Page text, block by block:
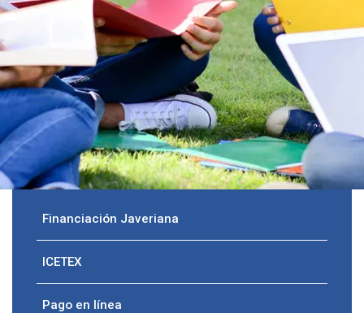
Financiación Javeriana
ICETEX
Pago en línea